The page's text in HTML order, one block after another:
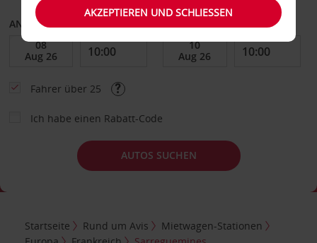
ANFANGSDATUM
Fahrer über 25
Ich habe einen Rabatt-Code
AUTOS SUCHEN
Startseite Rund um Avis
Mietwagen-Stationen
AKZEPTIEREN UND SCHLIESSEN